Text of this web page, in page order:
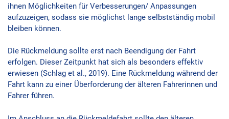
ihnen Möglichkeiten für Verbesserungen/ Anpassungen
aufzuzeigen, sodass sie möglichst lange selbstständig mobil
bleiben können.
Die Rückmeldung sollte erst nach Beendigung der Fahrt
erfolgen. Dieser Zeitpunkt hat sich als besonders effektiv
erwiesen (Schlag et al., 2019). Eine Rückmeldung während der
Fahrt kann zu einer Überforderung der älteren Fahrerinnen und
Fahrer führen.